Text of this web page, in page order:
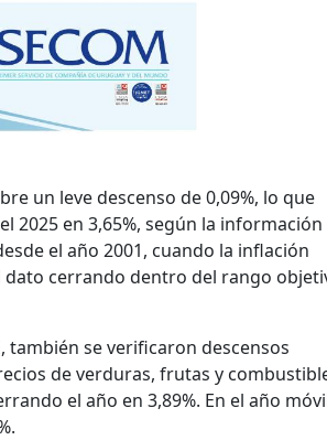
un leve descenso de 0,09%, lo que
2025 en 3,65%, según la información
el año 2001, cuando la inflación
dato cerrando dentro del rango
también se verificaron descensos
de verduras, frutas y
el año en 3,89%. En el año